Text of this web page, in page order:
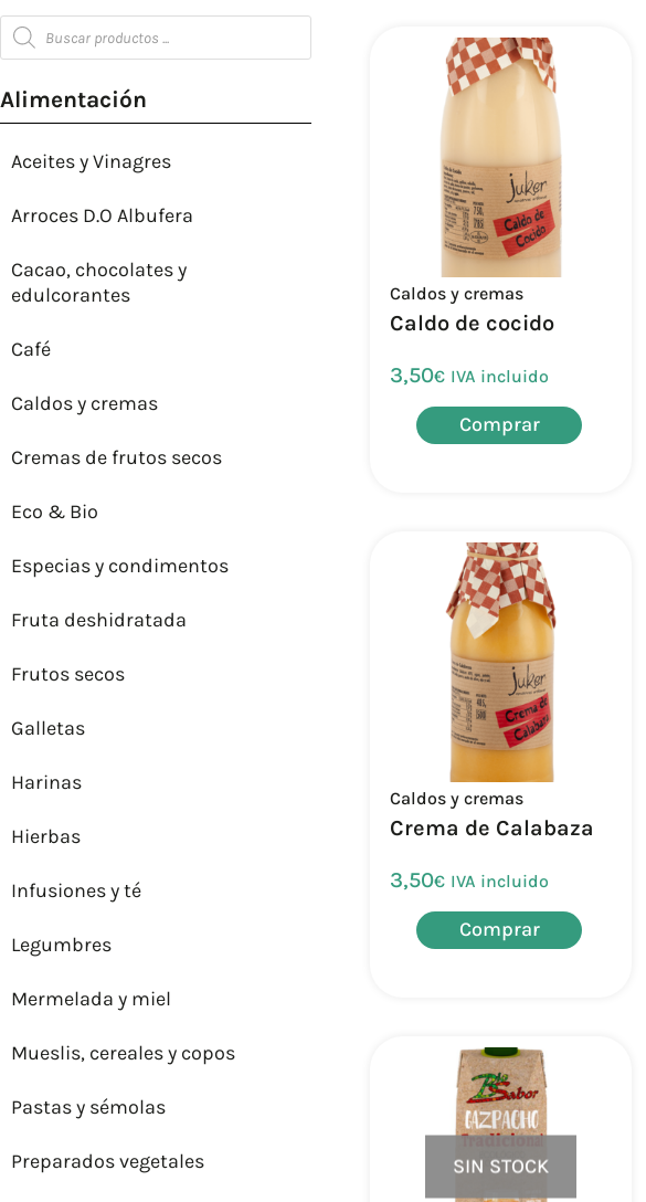
Alimentación
Aceites y Vinagres
Arroces D.O Albufera
Cacao, chocolates y
edulcorantes
Café
Caldos y cremas
Cremas de frutos secos
Eco & Bio
Especias y condimentos
Fruta deshidratada
Frutos secos
Galletas
Harinas
Hierbas
Infusiones y té
Legumbres
Mermelada y miel
Mueslis, cereales y copos
Pastas y sémolas
Preparados vegetales
Caldos y cremas
Caldo de cocido
3,50€ IVA incluido
Comprar
Caldos y cremas
Crema de Calabaza
3,50€ IVA incluido
Comprar
SIN STOCK